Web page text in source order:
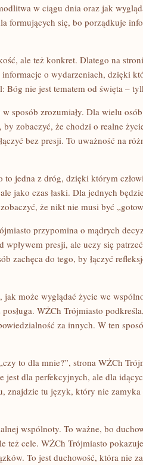
w ciągu dnia oraz jak
formujących się, bo porządkuje
ale też konkret. Dlatego na
o wydarzeniach, dzięki
Bóg nie jest tematem od święta –
sposób zrozumiały. Dla wielu
zobaczyć, że chodzi o realne
bez presji. To uważność na
to jedna z dróg, dzięki którym
jako czas łaski. Dla jednych
że nikt nie musi być
przypomina o mądrych
presji, ale uczy się
zachęca do tego, by łączyć
może wyglądać życie we
WŻCh Trójmiasto
za innych. W ten
to dla mnie?”, strona WŻCh
jest dla perfekcyjnych, ale dla
znajdzie tu język, który nie zamyka
wspólnoty. To ważne, bo
też cele. WŻCh Trójmiasto
To jest duchowość, która nie